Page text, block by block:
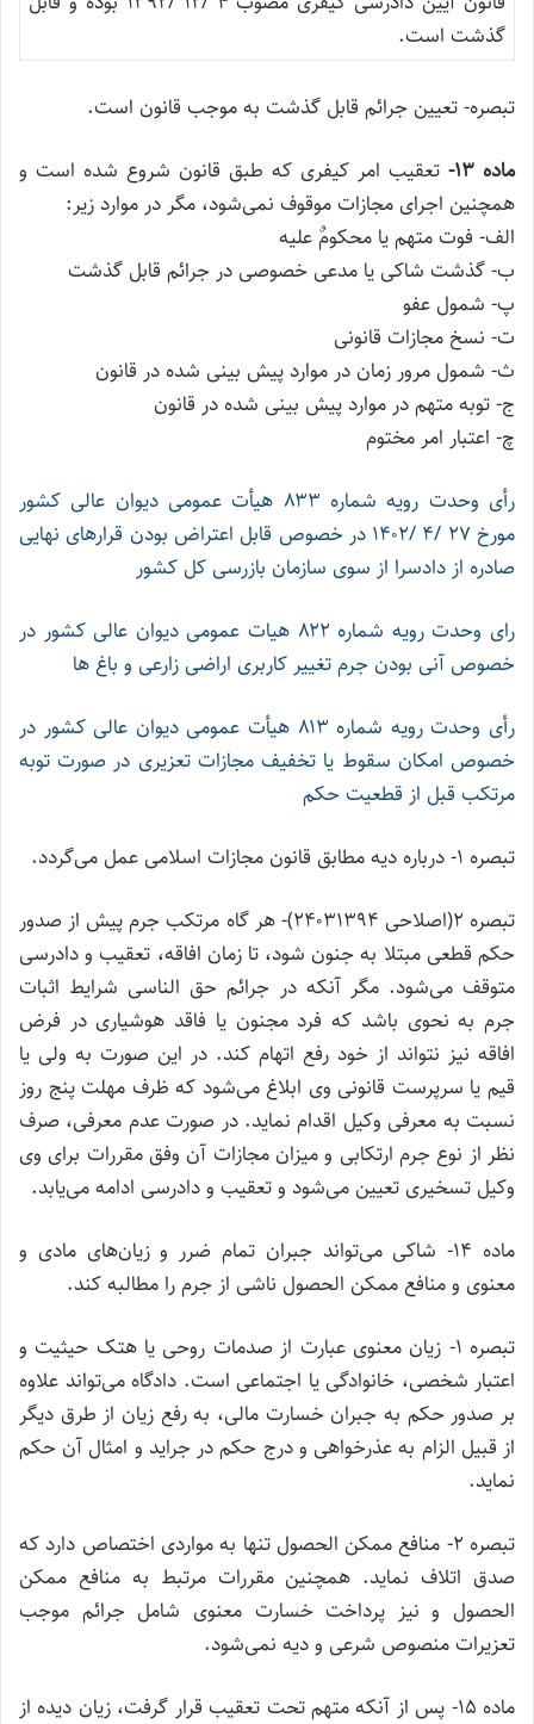
گذشت است.
تبصره- تعیین جرائم قابل گذشت به موجب قانون است.
ماده ۱۳-
تعقیب امر کیفری که طبق قانون شروع شده است و
همچنین اجرای مجازات موقوف نمی‌شود، مگر در موارد زیر:
الف- فوت متهم یا محکومٌ علیه
ب- گذشت شاکی یا مدعی خصوصی در جرائم قابل گذشت
پ- شمول عفو
ت- نسخ مجازات قانونی
ث- شمول مرور زمان در موارد پیش بینی شده در قانون
ج- توبه متهم در موارد پیش بینی شده در قانون
چ- اعتبار امر مختوم
رأی وحدت رویه شماره ۸۳۳ هیأت عمومی دیوان عالی کشور
مورخ ۲۷ /۴ /۱۴۰۲ در خصوص قابل اعتراض بودن قرار‌های نهایی
صادره از دادسرا از سوی سازمان بازرسی کل کشور
رای وحدت رویه شماره ۸۲۲ هیات عمومی دیوان عالی کشور در
خصوص آنی بودن جرم تغییر کاربری اراضی زارعی و باغ ها
رأی وحدت رویه شماره ۸۱۳ هیأت عمومی دیوان عالی کشور در
خصوص امکان سقوط یا تخفیف مجازات تعزیری در صورت توبه
مرتکب قبل از قطعیت حکم
تبصره ۱- درباره دیه مطابق قانون مجازات اسلامی عمل می‌گردد.
تبصره ۲(اصلاحی ۲۴۰۳۱۳۹۴)- هر گاه مرتکب جرم پیش از صدور
حکم قطعی مبتلا به جنون شود، تا زمان افاقه، تعقیب و دادرسی
متوقف می‌شود. مگر آنکه در جرائم حق الناسی شرایط اثبات
جرم به نحوی باشد که فرد مجنون یا فاقد هوشیاری در فرض
افاقه نیز نتواند از خود رفع اتهام کند. در این صورت به ولی یا
قیم یا سرپرست قانونی وی ابلاغ می‌شود که ظرف مهلت پنج روز
نسبت به معرفی وکیل اقدام نماید. در صورت عدم معرفی، صرف
نظر از نوع جرم ارتکابی و میزان مجازات آن وفق مقررات برای وی
وکیل تسخیری تعیین می‌شود و تعقیب و دادرسی ادامه می‌یابد.
ماده ۱۴- شاکی می‌تواند جبران تمام ضرر و زیان‌های مادی و
معنوی و منافع ممکن الحصول ناشی از جرم را مطالبه کند.
تبصره ۱- زیان معنوی عبارت از صدمات روحی یا هتک حیثیت و
اعتبار شخصی، خانوادگی یا اجتماعی است. دادگاه می‌تواند علاوه
بر صدور حکم به جبران خسارت مالی، به رفع زیان از طرق دیگر
از قبیل الزام به عذرخواهی و درج حکم در جراید و امثال آن حکم
نماید.
تبصره ۲- منافع ممکن الحصول ‌تنها به مواردی اختصاص دارد که
صدق اتلاف نماید. همچنین مقررات مرتبط به منافع ممکن
الحصول و نیز پرداخت خسارت معنوی شامل جرائم موجب
تعزیرات منصوص شرعی و دیه نمی‌شود.
ماده ۱۵- پس از آنکه متهم تحت تعقیب قرار گرفت، زیان دیده از